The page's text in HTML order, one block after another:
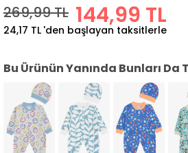
269,99 TL 144,99 TL
24,17 TL 'den başlayan taksitlerle
Bu Ürünün Yanında Bunları Da